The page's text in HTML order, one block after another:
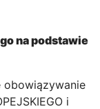
na podstawie
obowiązywanie
i